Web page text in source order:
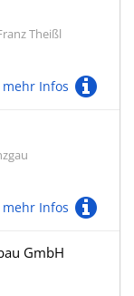
Theißl
mehr Infos
mehr Infos
GmbH